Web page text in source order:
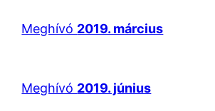
Meghívó 2019. március
Meghívó 2019. június